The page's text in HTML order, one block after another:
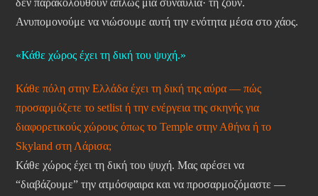
δεν παρακολουθούν απλώς μια συναυλία· τη ζουν.
Ανυπομονούμε να νιώσουμε αυτή την ενότητα μέσα στο χάος.
«Κάθε χώρος έχει τη δική του ψυχή.»
Κάθε πόλη στην Ελλάδα έχει τη δική της αύρα — πώς
προσαρμόζετε το setlist ή την ενέργεια της σκηνής για
διαφορετικούς χώρους όπως το Temple στην Αθήνα ή το
Skyland στη Λάρισα;
Κάθε χώρος έχει τη δική του ψυχή. Μας αρέσει να
“διαβάζουμε” την ατμόσφαιρα και να προσαρμοζόμαστε —